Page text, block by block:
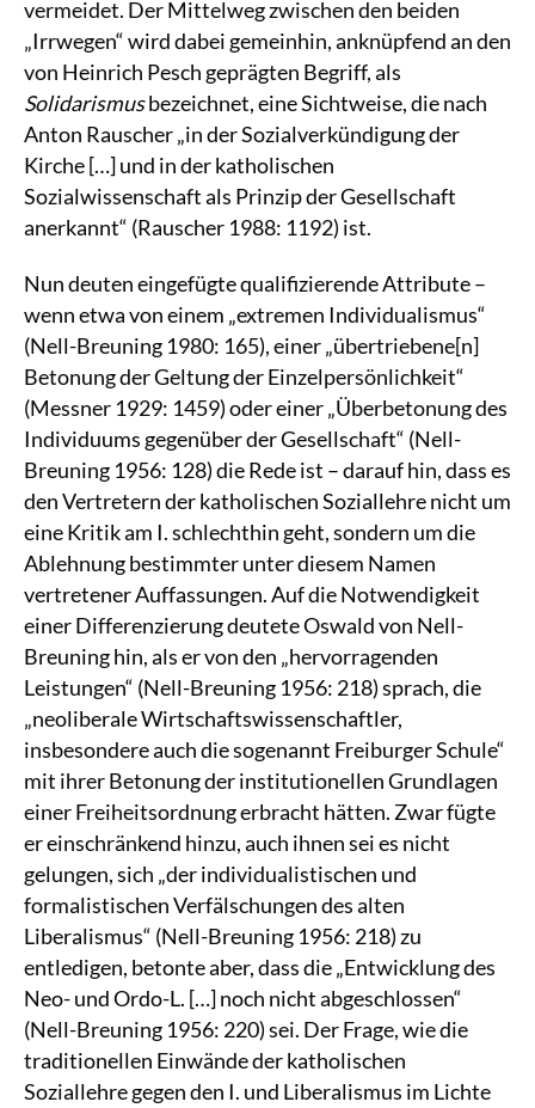
vermeidet. Der Mittelweg zwischen den beiden
„Irrwegen“ wird dabei gemeinhin, anknüpfend an den
von Heinrich Pesch geprägten Begriff, als
Solidarismusbezeichnet, eine Sichtweise, die nach
Anton Rauscher „in der Sozialverkündigung der
Kirche […] und in der katholischen
Sozialwissenschaft als Prinzip der Gesellschaft
anerkannt“ (Rauscher 1988: 1192) ist.
Nun deuten eingefügte qualifizierende Attribute –
wenn etwa von einem „extremen Individualismus“
(Nell-Breuning 1980: 165), einer „übertriebene[n]
Betonung der Geltung der Einzelpersönlichkeit“
(Messner 1929: 1459) oder einer „Überbetonung des
Individuums gegenüber der Gesellschaft“ (Nell-
Breuning 1956: 128) die Rede ist – darauf hin, dass es
den Vertretern der katholischen Soziallehre nicht um
eine Kritik am I. schlechthin geht, sondern um die
Ablehnung bestimmter unter diesem Namen
vertretener Auffassungen. Auf die Notwendigkeit
einer Differenzierung deutete Oswald von Nell-
Breuning hin, als er von den „hervorragenden
Leistungen“ (Nell-Breuning 1956: 218) sprach, die
„neoliberale Wirtschaftswissenschaftler,
insbesondere auch die sogenannt Freiburger Schule“
mit ihrer Betonung der institutionellen Grundlagen
einer Freiheitsordnung erbracht hätten. Zwar fügte
er einschränkend hinzu, auch ihnen sei es nicht
gelungen, sich „der individualistischen und
formalistischen Verfälschungen des alten
Liberalismus“ (Nell-Breuning 1956: 218) zu
entledigen, betonte aber, dass die „Entwicklung des
Neo- und Ordo-L. […] noch nicht abgeschlossen“
(Nell-Breuning 1956: 220) sei. Der Frage, wie die
traditionellen Einwände der katholischen
Soziallehre gegen den I. und Liberalismus im Lichte